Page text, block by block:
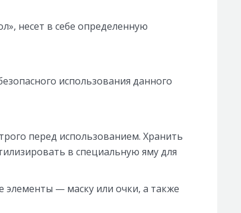
несет в себе определенную
использования данного
перед использованием. Хранить
в специальную яму для
элементы — маску или очки, а также